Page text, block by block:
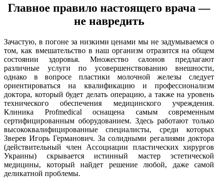
Главное правило настоящего врача —
не навредить
Зачастую, в погоне за низкими ценами мы не задумываемся о
том, как вмешательство в наш организм отразится на общем
состоянии здоровья. Множество салонов предлагают
различные услуги по усовершенствованию внешности,
однако в вопросе пластики молочной железы следует
ориентироваться на квалификацию и профессионализм
доктора, который будет делать операцию, а также на уровень
технического обеспечения медицинского учреждения.
Клиника Profmedical оснащена самым современным
сертифицированным оборудованием. Здесь работают только
высококвалифицированные специалисты, среди которых
Зверев Игорь Германович. За солидными регалиями доктора
(действительный член Ассоциации пластических хирургов
Украины) скрывается истинный мастер эстетической
медицины, который найдет решение любой, даже самой
деликатной проблемы.